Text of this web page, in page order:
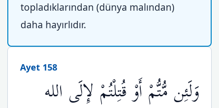
topladıklarından (dünya malından)
daha hayırlıdır.
Ayet 158
وَلَئِن مُّتُّمْ أَوْ قُتِلْتُمْ لإِلَى الله